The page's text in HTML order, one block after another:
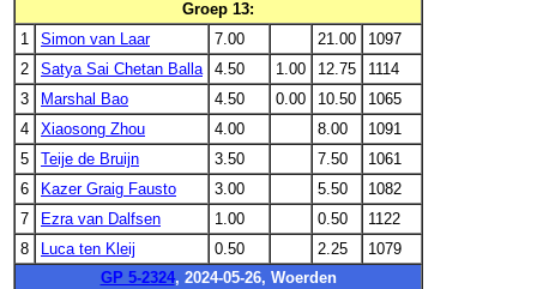
Groep 13:
1
Simon van Laar 7.00 21.00
1097
2
Satya Sai Chetan Balla 4.50 1.00 12.75
1114
3
Marshal Bao 4.50 0.00 10.50
1065
4
Xiaosong Zhou 4.00 8.00
1091
5
Teije de Bruijn 3.50 7.50
1061
6
Kazer Graig Fausto 3.00 5.50
1082
7
Ezra van Dalfsen 1.00 0.50
1122
8
Luca ten Kleij 0.50 2.25
1079
GP 5-2324, 2024-05-26, Woerden